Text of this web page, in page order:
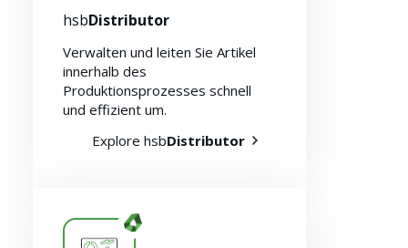
hsbDistributor
Verwalten und leiten Sie Artikel
innerhalb des
Produktionsprozesses schnell
und effizient um.
Explore hsbDistributor